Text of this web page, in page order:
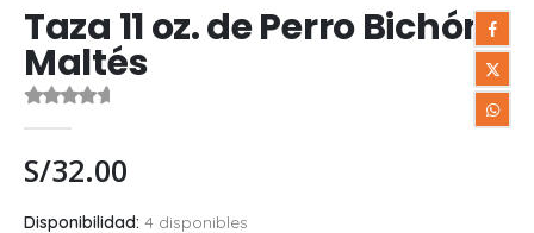
Taza 11 oz. de Perro Bichón
Maltés
S/32.00
Disponibilidad: 4 disponibles